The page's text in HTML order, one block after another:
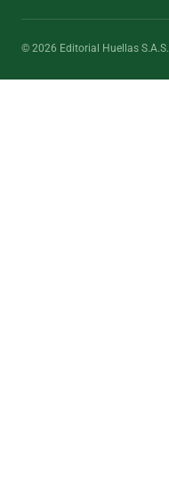
© 2026 Editorial Huellas S.A.S.